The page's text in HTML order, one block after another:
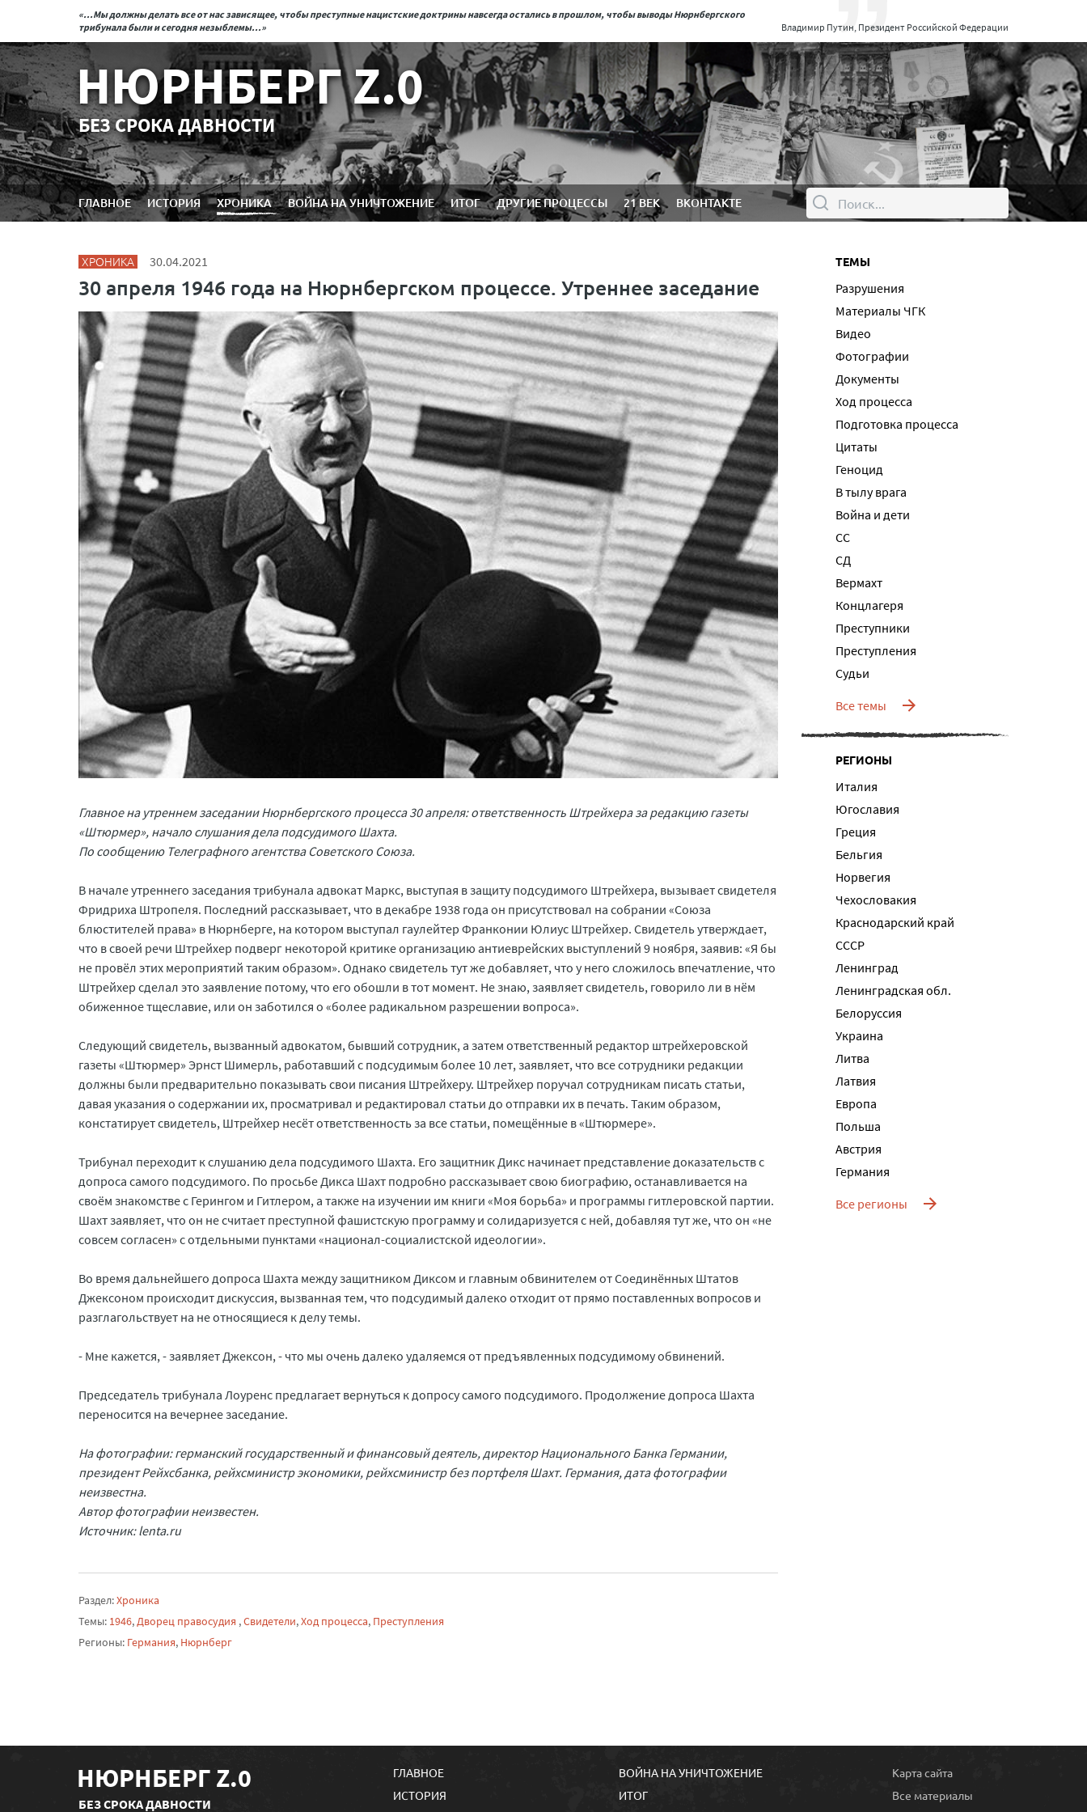
«...Мы должны делать все от нас зависящее, чтобы преступные нацистские доктрины навсегда остались в прошлом, чтобы выводы Нюрнбергского
трибунала были и сегодня незыблемы...»
Владимир Путин, Президент Российской Федерации
НЮРНБЕРГ Z.0
БЕЗ СРОКА ДАВНОСТИ
ГЛАВНОЕ ИСТОРИЯ ХРОНИКА ВОЙНА НА УНИЧТОЖЕНИЕ ИТОГ ДРУГИЕ ПРОЦЕССЫ 21 ВЕК ВКОНТАКТЕ
ХРОНИКА 30.04.2021
30 апреля 1946 года на Нюрнбергском процессе. Утреннее заседание
Главное на утреннем заседании Нюрнбергского процесса 30 апреля: ответственность Штрейхера за редакцию газеты
«Штюрмер», начало слушания дела подсудимого Шахта.
По сообщению Телеграфного агентства Советского Союза.
В начале утреннего заседания трибунала адвокат Маркс, выступая в защиту подсудимого Штрейхера, вызывает свидетеля
Фридриха Штропеля. Последний рассказывает, что в декабре 1938 года он присутствовал на собрании «Союза
блюстителей права» в Нюрнберге, на котором выступал гаулейтер Франконии Юлиус Штрейхер. Свидетель утверждает,
что в своей речи Штрейхер подверг некоторой критике организацию антиеврейских выступлений 9 ноября, заявив: «Я бы
не провёл этих мероприятий таким образом». Однако свидетель тут же добавляет, что у него сложилось впечатление, что
Штрейхер сделал это заявление потому, что его обошли в тот момент. Не знаю, заявляет свидетель, говорило ли в нём
обиженное тщеславие, или он заботился о «более радикальном разрешении вопроса».
Следующий свидетель, вызванный адвокатом, бывший сотрудник, а затем ответственный редактор штрейхеровской
газеты «Штюрмер» Эрнст Шимерль, работавший с подсудимым более 10 лет, заявляет, что все сотрудники редакции
должны были предварительно показывать свои писания Штрейхеру. Штрейхер поручал сотрудникам писать статьи,
давая указания о содержании их, просматривал и редактировал статьи до отправки их в печать. Таким образом,
констатирует свидетель, Штрейхер несёт ответственность за все статьи, помещённые в «Штюрмере».
Трибунал переходит к слушанию дела подсудимого Шахта. Его защитник Дикс начинает представление доказательств с
допроса самого подсудимого. По просьбе Дикса Шахт подробно рассказывает свою биографию, останавливается на
своём знакомстве с Герингом и Гитлером, а также на изучении им книги «Моя борьба» и программы гитлеровской партии.
Шахт заявляет, что он не считает преступной фашистскую программу и солидаризуется с ней, добавляя тут же, что он «не
совсем согласен» с отдельными пунктами «национал-социалистской идеологии».
Во время дальнейшего допроса Шахта между защитником Диксом и главным обвинителем от Соединённых Штатов
Джексоном происходит дискуссия, вызванная тем, что подсудимый далеко отходит от прямо поставленных вопросов и
разглагольствует на не относящиеся к делу темы.
- Мне кажется, - заявляет Джексон, - что мы очень далеко удаляемся от предъявленных подсудимому обвинений.
Председатель трибунала Лоуренс предлагает вернуться к допросу самого подсудимого. Продолжение допроса Шахта
переносится на вечернее заседание.
На фотографии: германский государственный и финансовый деятель, директор Национального Банка Германии,
президент Рейхсбанка, рейхсминистр экономики, рейхсминистр без портфеля Шахт. Германия, дата фотографии
неизвестна.
Автор фотографии неизвестен.
Источник: lenta.ru
Раздел:Хроника
Темы: 1946,Дворец правосудия ,Свидетели,Ход процесса, Преступления
Регионы: Германия, Нюрнберг
ТЕМЫ
Разрушения
Материалы ЧГК
Видео
Фотографии
Документы
Ход процесса
Подготовка процесса
Цитаты
Геноцид
В тылу врага
Война и дети
СС
СД
Вермахт
Концлагеря
Преступники
Преступления
Судьи
Все темы
РЕГИОНЫ
Италия
Югославия
Греция
Бельгия
Норвегия
Чехословакия
Краснодарский край
СССР
Ленинград
Ленинградская обл.
Белоруссия
Украина
Литва
Латвия
Европа
Польша
Австрия
Германия
Все регионы
НЮРНБЕРГ Z.0
БЕЗ СРОКА ДАВНОСТИ
ГЛАВНОЕ
ИСТОРИЯ
ВОЙНА НА УНИЧТОЖЕНИЕ
ИТОГ
Карта сайта
Все материалы